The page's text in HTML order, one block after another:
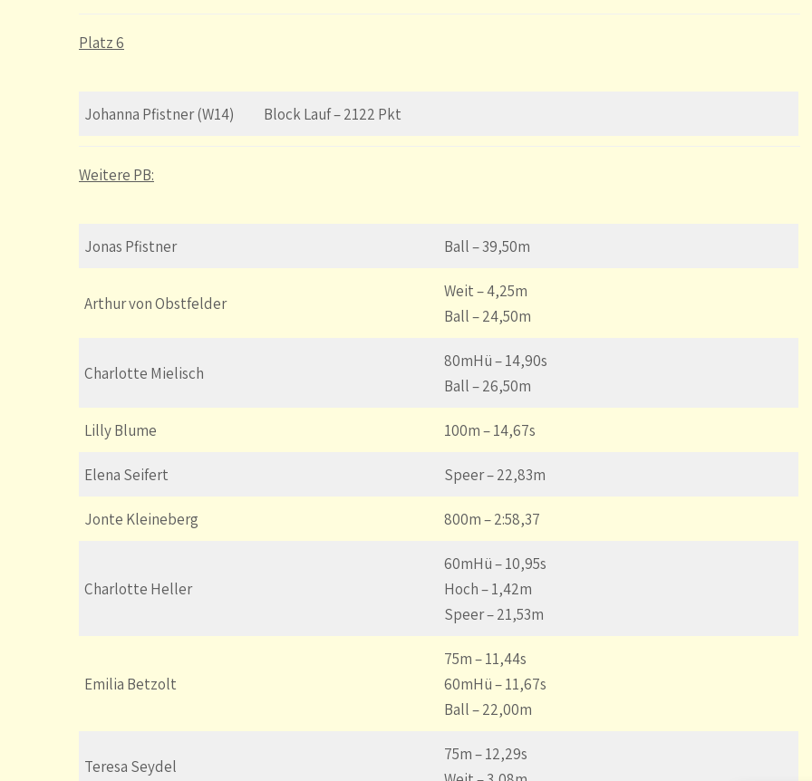
Platz 6
Johanna Pfistner (W14) Block Lauf – 2122 Pkt
Weitere PB:
Jonas Pfistner Ball – 39,50m
Arthur von Obstfelder
Weit – 4,25m
Ball – 24,50m
Charlotte Mielisch
80mHü – 14,90s
Ball – 26,50m
Lilly Blume 100m – 14,67s
Elena Seifert Speer – 22,83m
Jonte Kleineberg 800m – 2:58,37
Charlotte Heller
60mHü – 10,95s
Hoch – 1,42m
Speer – 21,53m
Emilia Betzolt
75m – 11,44s
60mHü – 11,67s
Ball – 22,00m
Teresa Seydel
75m – 12,29s